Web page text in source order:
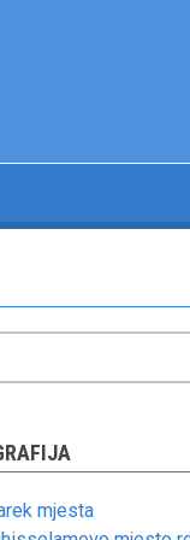
mjesta